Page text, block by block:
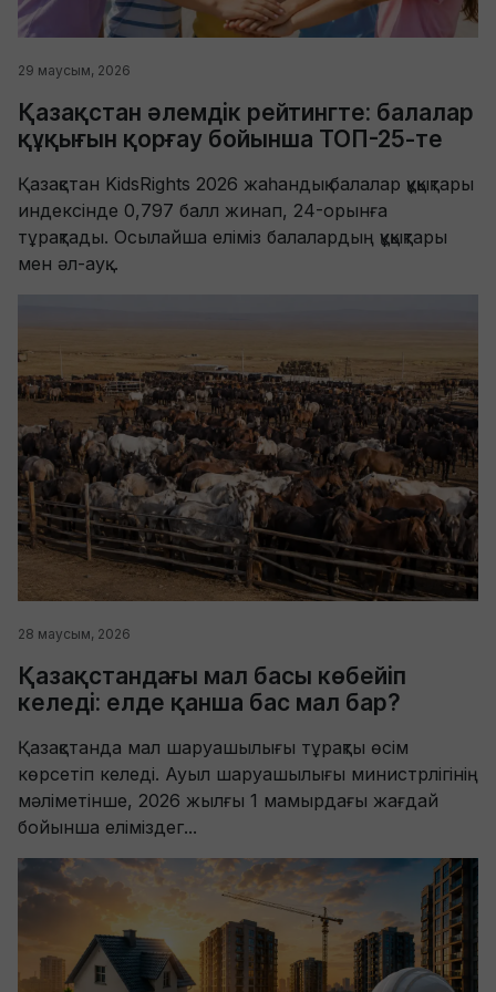
29 маусым, 2026
Қазақстан әлемдік рейтингте: балалар
құқығын қорғау бойынша ТОП-25-те
Қазақстан KidsRights 2026 жаһандық балалар құқықтары
индексінде 0,797 балл жинап, 24-орынға
тұрақтады. Осылайша еліміз балалардың құқықтары
мен әл-ауқ...
28 маусым, 2026
Қазақстандағы мал басы көбейіп
келеді: елде қанша бас мал бар?
Қазақстанда мал шаруашылығы тұрақты өсім
көрсетіп келеді. Ауыл шаруашылығы министрлігінің
мәліметінше, 2026 жылғы 1 мамырдағы жағдай
бойынша еліміздег...